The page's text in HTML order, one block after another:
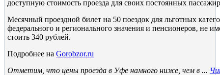
доступную стоимость проезда для своих постоянных
Месячный проездной билет на 50 поездок для льготных
федерального и регионального значения и пенсионеров, не
стоить 340 рублей.
Подробнее на Gorobzor.ru
Отметим, что цены проезда в Уфе намного ниже, чем в ...